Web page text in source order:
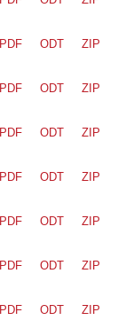
ZIP
ODT
PDF
ZIP
ODT
PDF
ZIP
ODT
PDF
ZIP
ODT
PDF
ZIP
ODT
PDF
ZIP
ODT
PDF
ZIP
ODT
PDF